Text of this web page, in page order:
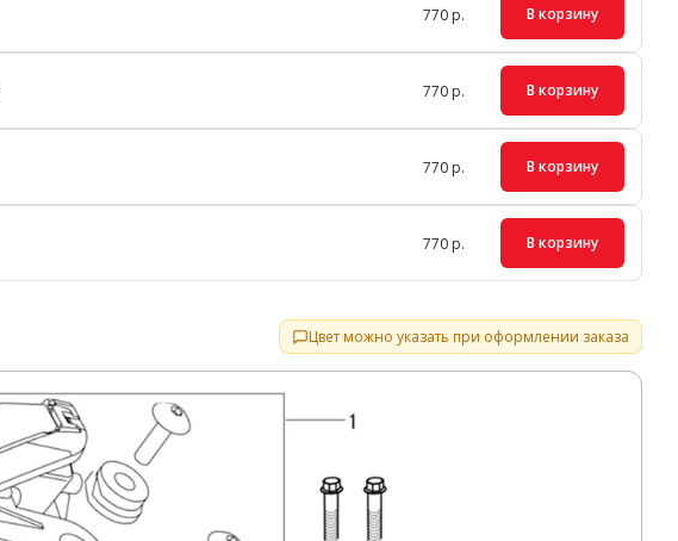
770 р. В корзину
770 р. В корзину
770 р. В корзину
770 р. В корзину
Цвет можно указать при оформлении заказа